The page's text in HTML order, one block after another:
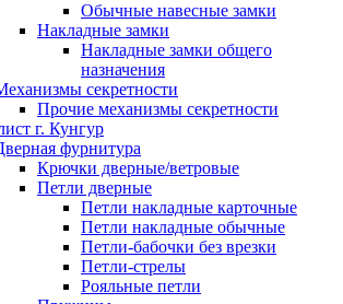
Обычные навесные замки
Накладные замки
Накладные замки общего
назначения
секретности
Прочие механизмы секретности
г. Кунгур
фурнитура
Крючки дверные/ветровые
Петли дверные
Петли накладные карточные
Петли накладные обычные
Петли-бабочки без врезки
Петли-стрелы
Рояльные петли